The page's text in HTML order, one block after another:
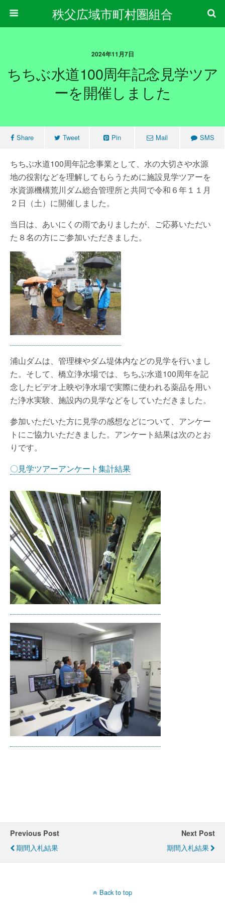
秩父広域市町村圏組合
2024年11月7日
ちちぶ水道100周年記念見学ツア
ーを開催しました
Share Tweet Pin Mail SMS
ちちぶ水道100周年記念事業として、水の大切さや水源
地の役割などを理解してもらうために施設見学ツアーを
水資源機構荒川ダム総合管理所と共同で令和６年１１月
２日（土）に開催しました。
当日は、あいにくの雨でありましたが、ご応募いただい
た８名の方にご参加いただきました。
浦山ダムは、管理棟やダム堤体内などの見学を行いまし
た。そして、橋立浄水場では、ちちぶ水道100周年を記
念したビデオ上映や浄水場で実際に使われる薬品を用い
た浄水実験、施設内の見学などをしていただきました。
参加いただいた方に見学の感想などについて、アンケー
トにご協力いただきました。アンケート結果は次のとお
りです。
〇見学ツアーアンケート集計結果
Previous Post
期間入札結果
Next Post
期間入札結果
Back to top